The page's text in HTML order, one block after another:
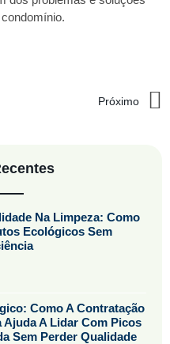
Próximo
Na Limpeza: Como
Ecológicos Sem
Como A Contratação
Ajuda A Lidar Com Picos
Sem Perder Qualidade